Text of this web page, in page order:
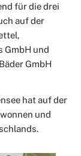
für die drei
auf der
GmbH und
GmbH
hat auf der
und